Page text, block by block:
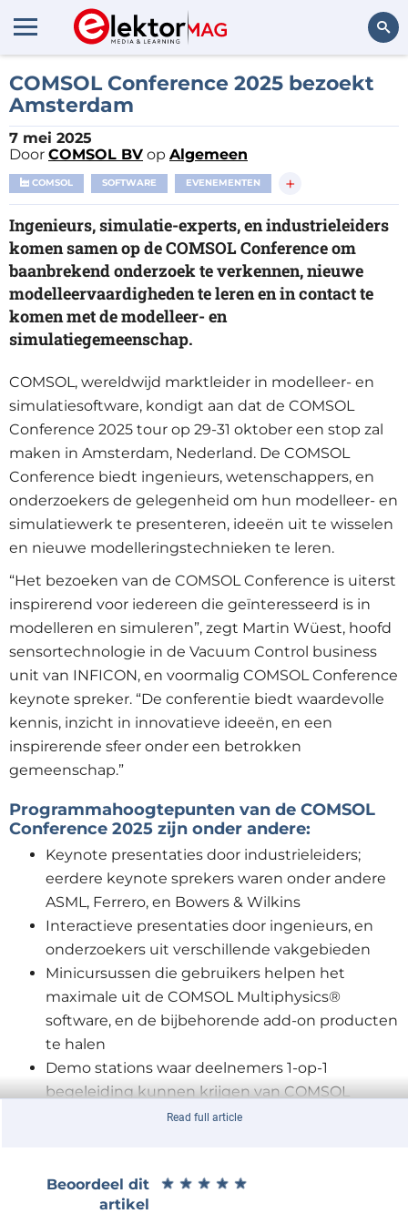
Zoeken
COMSOL Conference 2025 bezoekt
Amsterdam
7 mei 2025
Door COMSOL BV op Algemeen
COMSOL SOFTWARE EVENEMENTEN
+
Ingenieurs, simulatie-experts, en industrieleiders
komen samen op de COMSOL Conference om
baanbrekend onderzoek te verkennen, nieuwe
modelleervaardigheden te leren en in contact te
komen met de modelleer- en
simulatiegemeenschap.
COMSOL, wereldwijd marktleider in modelleer- en
simulatiesoftware, kondigt aan dat de COMSOL
Conference 2025 tour op 29-31 oktober een stop zal
maken in Amsterdam, Nederland. De COMSOL
Conference biedt ingenieurs, wetenschappers, en
onderzoekers de gelegenheid om hun modelleer- en
simulatiewerk te presenteren, ideeën uit te wisselen
en nieuwe modelleringstechnieken te leren.
“Het bezoeken van de COMSOL Conference is uiterst
inspirerend voor iedereen die geïnteresseerd is in
modelleren en simuleren”, zegt Martin Wüest, hoofd
sensortechnologie in de Vacuum Control business
unit van INFICON, en voormalig COMSOL Conference
keynote spreker. “De conferentie biedt waardevolle
kennis, inzicht in innovatieve ideeën, en een
inspirerende sfeer onder een betrokken
gemeenschap.”
Programmahoogtepunten van de COMSOL
Conference 2025 zijn onder andere:
Keynote presentaties door industrieleiders;
eerdere keynote sprekers waren onder andere
ASML, Ferrero, en Bowers & Wilkins
Interactieve presentaties door ingenieurs, en
onderzoekers uit verschillende vakgebieden
Minicursussen die gebruikers helpen het
maximale uit de COMSOL Multiphysics®
software, en de bijbehorende add-on producten
te halen
Demo stations waar deelnemers 1-op-1
begeleiding kunnen krijgen van COMSOL
applications engineers
Prijsuitreiking
Georganiseerde activiteit: rondleiding en diner
Read full article
Beoordeel dit
artikel
★ ★ ★ ★ ★
★ ★ ★ ★ ★